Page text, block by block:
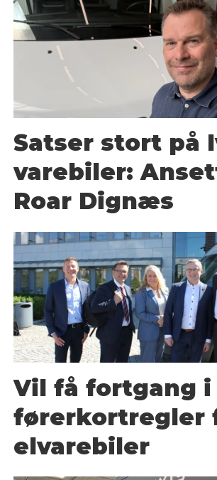
Satser stort på
varebiler:
Roar Dignæs
Vil få fortgang i
førerkortregler
elvarebiler